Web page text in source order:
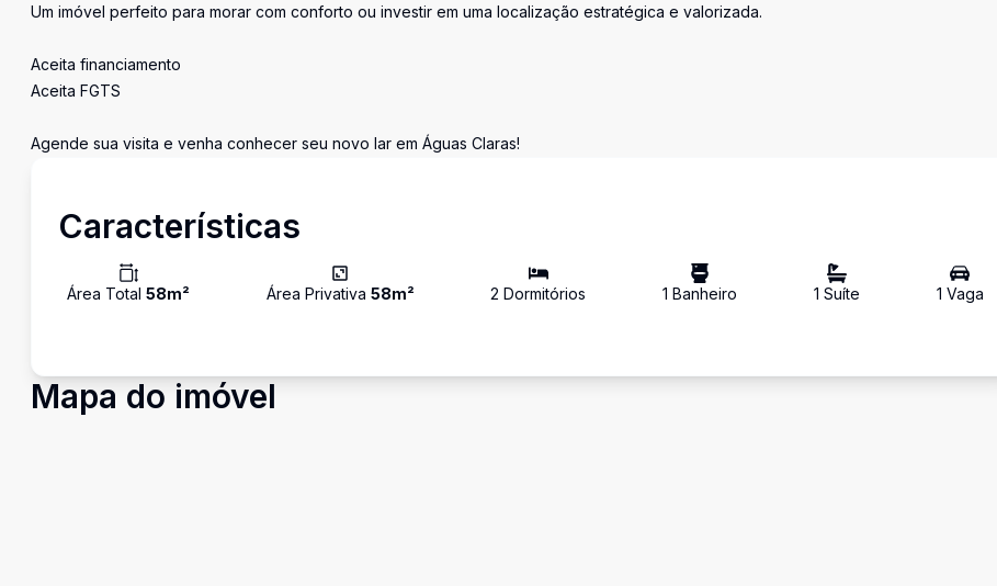
Um imóvel perfeito para morar com conforto ou investir em uma localização estratégica e valorizada.
Aceita financiamento
Aceita FGTS
Agende sua visita e venha conhecer seu novo lar em Águas Claras!
Características
Área Total 58m² Área Privativa 58m² 2 Dormitórios 1 Banheiro 1 Suíte 1 Vaga
Mapa do imóvel